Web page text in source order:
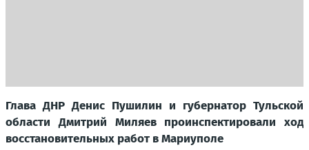
Глава ДНР Денис Пушилин и губернатор Тульской
области Дмитрий Миляев проинспектировали ход
восстановительных работ в Мариуполе